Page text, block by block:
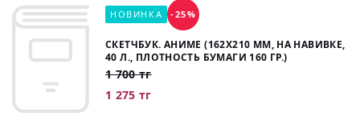
НОВИНКА -25%
СКЕТЧБУК. АНИМЕ (162Х210 ММ, НА НАВИВКЕ,
40 Л., ПЛОТНОСТЬ БУМАГИ 160 ГР.)
1 700 тг
1 275 тг